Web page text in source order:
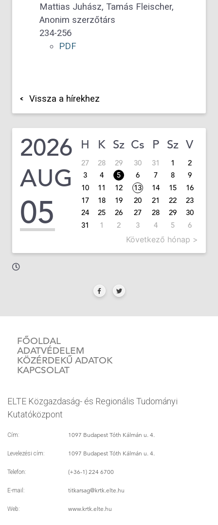
Mattias Juhász, Tamás Fleischer,
Anonim szerzőtárs
234-256
PDF
Vissza a hírekhez
2026
AUG
05
H K Sz Cs P Sz V
27 28 29 30 31 1
2
3
4 5 6 7 8
9
10
11 12 13 14 15
16
17
18 19 20 21 22
23
24
25 26 27 28 29
30
31
1 2 3 4 5 6
Következő hónap >
FŐOLDAL
ADATVÉDELEM
KÖZÉRDEKŰ ADATOK
KAPCSOLAT
ELTE Közgazdaság- és Regionális Tudományi
Kutatóközpont
Cím: 1097 Budapest Tóth Kálmán u. 4.
Levelezési cím: 1097 Budapest Tóth Kálmán u. 4.
Telefon: (+36-1) 224 6700
E-mail: titkarsag@krtk.elte.hu
Web: www.krtk.elte.hu